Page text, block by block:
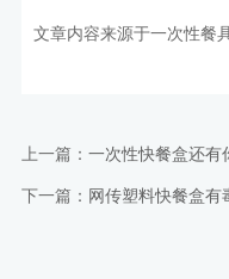
文章内容来源于一次性餐
上一篇： 一次性快餐盒还有
下一篇： 网传塑料快餐盒有